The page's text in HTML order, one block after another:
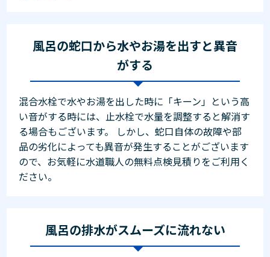
風呂の蛇口から水やお湯を出すと異音
がする
混合水栓で水やお湯を出した時に「キーン」という高
い音がする時には、止水栓で水量を調整すると解消す
る場合もございます。 しかし、蛇口自体の故障や部
品の劣化によっても異音が発生することがございます
ので、お気軽に水道職人の無料点検見積りをご利用く
ださい。
風呂の排水がスムーズに流れない